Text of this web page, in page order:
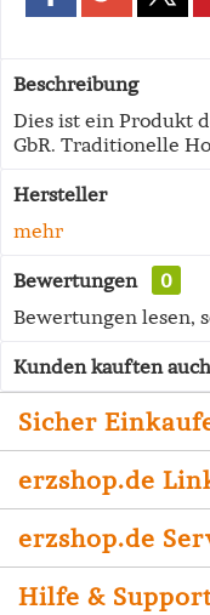
Beschreibung
Dies ist ein Produkt
GbR. Traditionelle
Hersteller
mehr
Bewertungen
0
Bewertungen lesen,
Kunden kauften auch
Sicher
erzshop.de
erzshop.de
Hilfe &